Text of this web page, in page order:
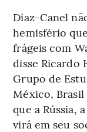
Díaz-Canel
hemisfério
frágeis com
disse
Grupo de
México,
que a Rússia,
virá em seu